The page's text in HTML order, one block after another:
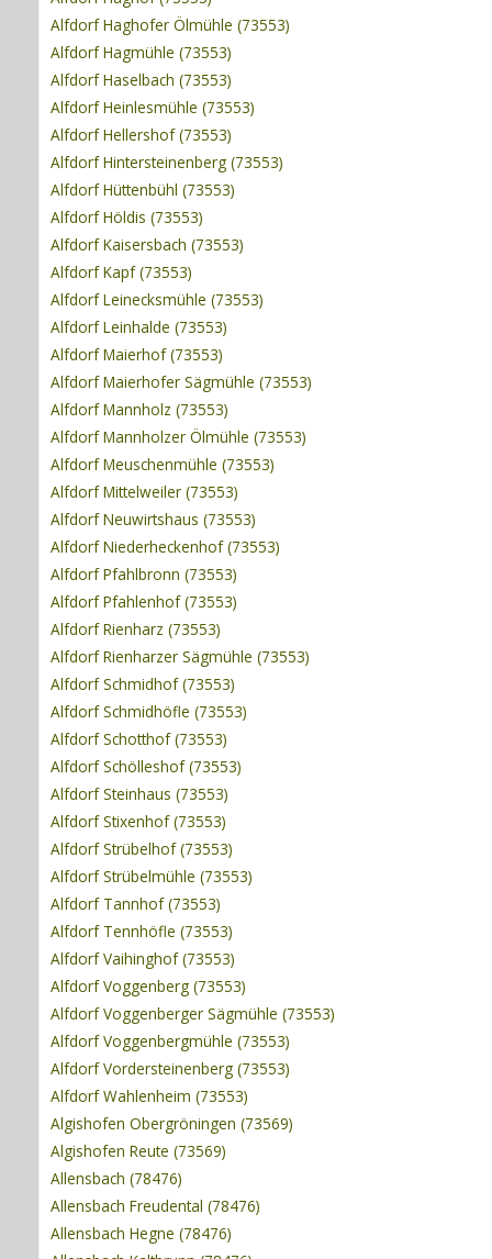
Alfdorf Haghofer Ölmühle (73553)
Alfdorf Hagmühle (73553)
Alfdorf Haselbach (73553)
Alfdorf Heinlesmühle (73553)
Alfdorf Hellershof (73553)
Alfdorf Hintersteinenberg (73553)
Alfdorf Hüttenbühl (73553)
Alfdorf Höldis (73553)
Alfdorf Kaisersbach (73553)
Alfdorf Kapf (73553)
Alfdorf Leinecksmühle (73553)
Alfdorf Leinhalde (73553)
Alfdorf Maierhof (73553)
Alfdorf Maierhofer Sägmühle (73553)
Alfdorf Mannholz (73553)
Alfdorf Mannholzer Ölmühle (73553)
Alfdorf Meuschenmühle (73553)
Alfdorf Mittelweiler (73553)
Alfdorf Neuwirtshaus (73553)
Alfdorf Niederheckenhof (73553)
Alfdorf Pfahlbronn (73553)
Alfdorf Pfahlenhof (73553)
Alfdorf Rienharz (73553)
Alfdorf Rienharzer Sägmühle (73553)
Alfdorf Schmidhof (73553)
Alfdorf Schmidhöfle (73553)
Alfdorf Schotthof (73553)
Alfdorf Schölleshof (73553)
Alfdorf Steinhaus (73553)
Alfdorf Stixenhof (73553)
Alfdorf Strübelhof (73553)
Alfdorf Strübelmühle (73553)
Alfdorf Tannhof (73553)
Alfdorf Tennhöfle (73553)
Alfdorf Vaihinghof (73553)
Alfdorf Voggenberg (73553)
Alfdorf Voggenberger Sägmühle (73553)
Alfdorf Voggenbergmühle (73553)
Alfdorf Vordersteinenberg (73553)
Alfdorf Wahlenheim (73553)
Algishofen Obergröningen (73569)
Algishofen Reute (73569)
Allensbach (78476)
Allensbach Freudental (78476)
Allensbach Hegne (78476)